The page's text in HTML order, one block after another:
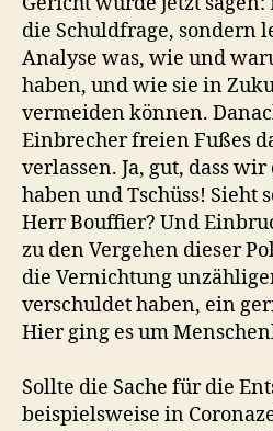
die Schuldfrage, sondern
Analyse was, wie und
haben, und wie sie in
vermeiden können.
Einbrecher freien Fußes
verlassen. Ja, gut, dass
haben und Tschüss! Sieht
Herr Bouffier? Und
zu den Vergehen dieser
die Vernichtung
verschuldet haben, ein
Hier ging es um
Sollte die Sache für die
beispielsweise in